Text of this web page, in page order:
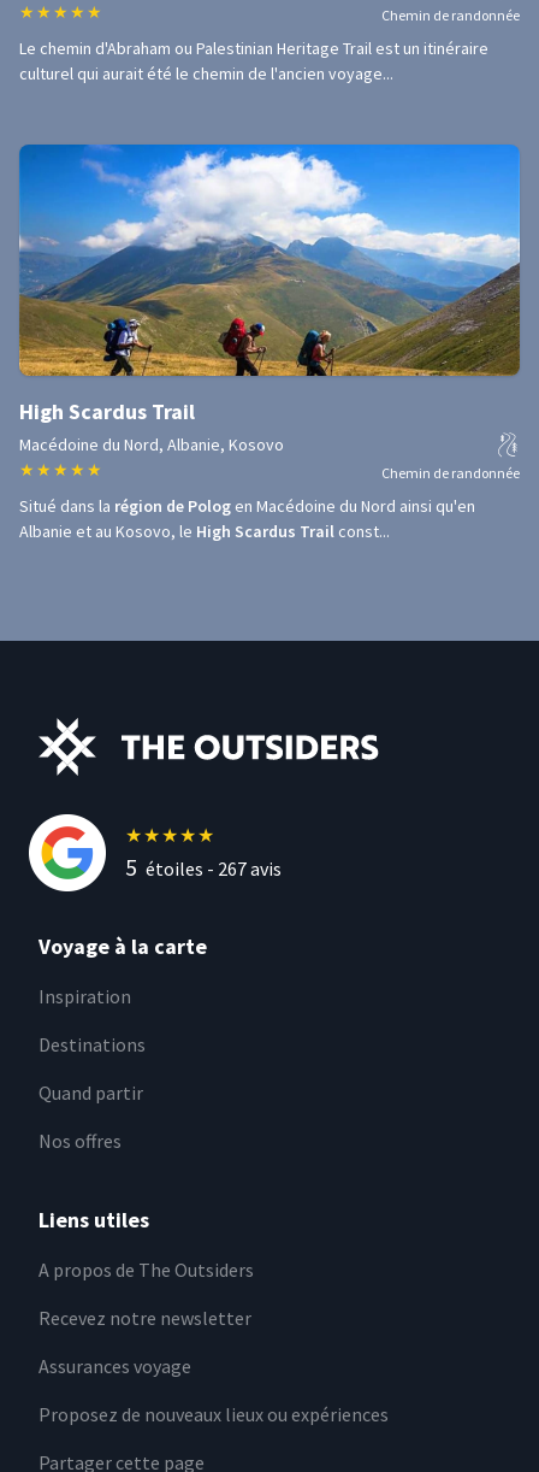
★ ★ ★ ★ ★ Chemin de randonnée
Le chemin d'Abraham ou Palestinian Heritage Trail est un itinéraire
culturel qui aurait été le chemin de l'ancien voyage...
High Scardus Trail
Macédoine du Nord, Albanie, Kosovo
★ ★ ★ ★ ★ Chemin de randonnée
Situé dans la région de Polog en Macédoine du Nord ainsi qu'en
Albanie et au Kosovo, le High Scardus Trail const...
★★★★★
5 étoiles - 267avis
Voyage à la carte
Inspiration
Destinations
Quand partir
Nos offres
Liens utiles
A propos de The Outsiders
Recevez notre newsletter
Assurances voyage
Proposez de nouveaux lieux ou expériences
Partager cette page